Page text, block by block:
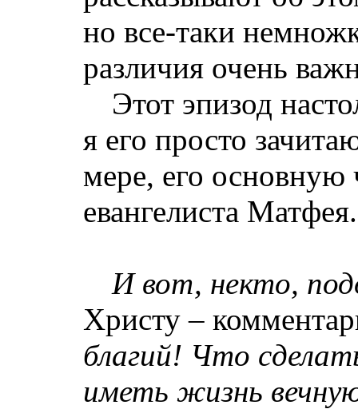
но все-таки
различия очень
Этот эпизод
я его просто
мере, его основную
евангелиста Матфея.
И вот, некто,
Христу –
благий! Что
иметь жизнь